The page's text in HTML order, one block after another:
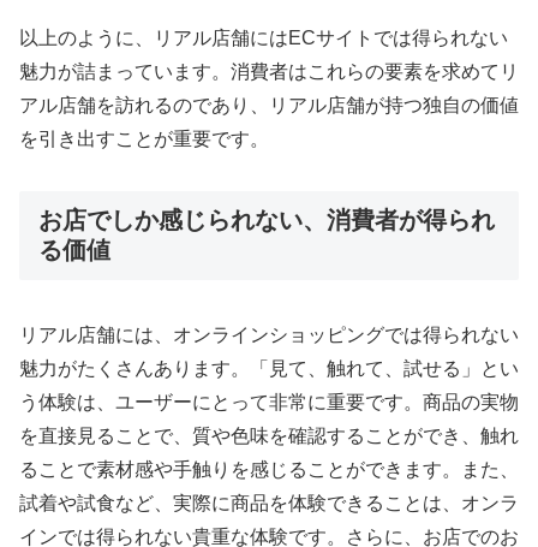
以上のように、リアル店舗にはECサイトでは得られない
魅力が詰まっています。消費者はこれらの要素を求めてリ
アル店舗を訪れるのであり、リアル店舗が持つ独自の価値
を引き出すことが重要です。
お店でしか感じられない、消費者が得られ
る価値
リアル店舗には、オンラインショッピングでは得られない
魅力がたくさんあります。「見て、触れて、試せる」とい
う体験は、ユーザーにとって非常に重要です。商品の実物
を直接見ることで、質や色味を確認することができ、触れ
ることで素材感や手触りを感じることができます。また、
試着や試食など、実際に商品を体験できることは、オンラ
インでは得られない貴重な体験です。さらに、お店でのお